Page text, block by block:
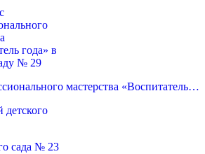
мастерства «Воспитатель…
сада № 23